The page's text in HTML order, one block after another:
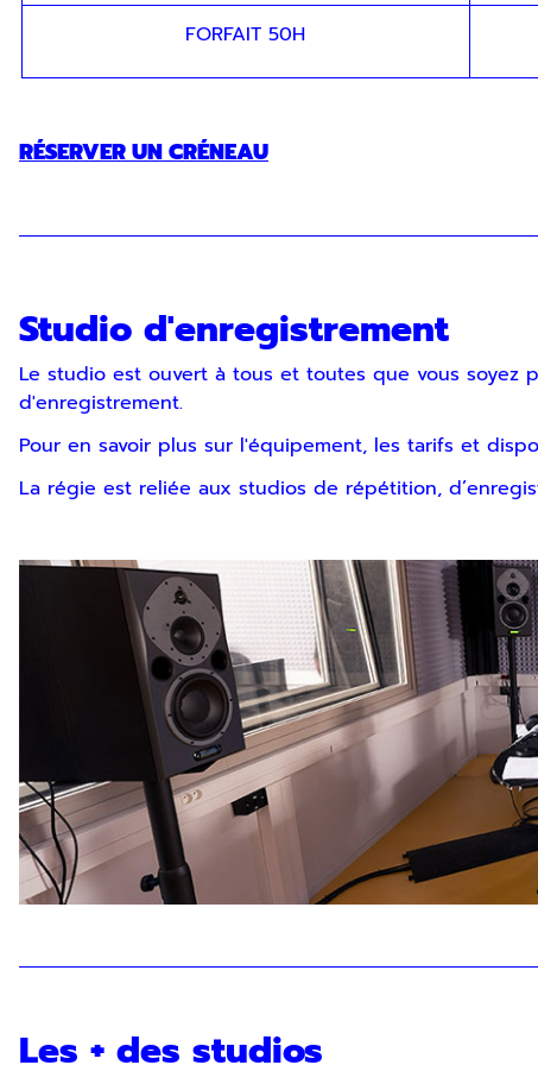
FORFAIT 50H
RÉSERVER UN CRÉNEAU
Studio d'enregistrement
Le studio est ouvert à tous et toutes que vous soyez
d'enregistrement.
Pour en savoir plus sur l'équipement, les tarifs et
La régie est reliée aux studios de répétition,
Les + des studios